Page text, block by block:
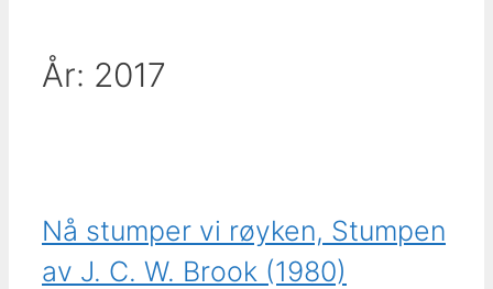
År: 2017
Nå stumper vi røyken, Stumpen
av J. C. W. Brook (1980)